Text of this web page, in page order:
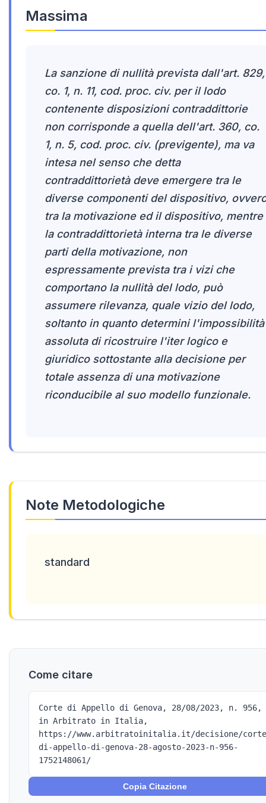
Massima
La sanzione di nullità prevista dall'art. 829,
co. 1, n. 11, cod. proc. civ. per il lodo
contenente disposizioni contraddittorie
non corrisponde a quella dell'art. 360, co.
1, n. 5, cod. proc. civ. (previgente), ma va
intesa nel senso che detta
contraddittorietà deve emergere tra le
diverse componenti del dispositivo,
tra la motivazione ed il dispositivo, mentre
la contraddittorietà interna tra le diverse
parti della motivazione, non
espressamente prevista tra i vizi che
comportano la nullità del lodo, può
assumere rilevanza, quale vizio del lodo,
soltanto in quanto determini l'impossibilità
assoluta di ricostruire l'iter logico e
giuridico sottostante alla decisione per
totale assenza di una motivazione
riconducibile al suo modello funzionale.
Note Metodologiche
standard
Come citare
Corte di Appello di Genova, 28/08/2023, n. 956,
in Arbitrato in Italia,
https://www.arbitratoinitalia.it/decisione/
di-appello-di-genova-28-agosto-2023-n-956-
1752148061/
Copia Citazione